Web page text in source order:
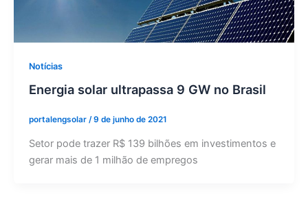
Notícias
Energia solar ultrapassa 9 GW no Brasil
portalengsolar /9 de junho de 2021
Setor pode trazer R$ 139 bilhões em investimentos e
gerar mais de 1 milhão de empregos